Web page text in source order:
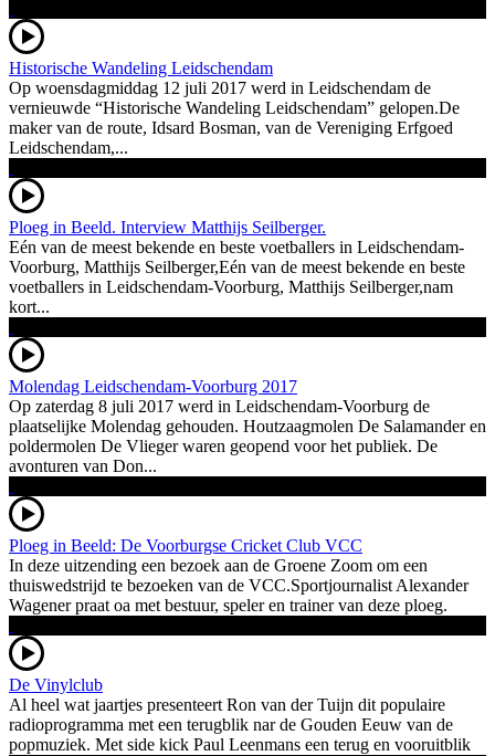
Historische Wandeling Leidschendam
Op woensdagmiddag 12 juli 2017 werd in Leidschendam de
vernieuwde “Historische Wandeling Leidschendam” gelopen.De
maker van de route, Idsard Bosman, van de Vereniging Erfgoed
Leidschendam,...
Ploeg in Beeld. Interview Matthijs Seilberger.
Eén van de meest bekende en beste voetballers in Leidschendam-
Voorburg, Matthijs Seilberger,Eén van de meest bekende en beste
voetballers in Leidschendam-Voorburg, Matthijs Seilberger,nam
kort...
Molendag Leidschendam-Voorburg 2017
Op zaterdag 8 juli 2017 werd in Leidschendam-Voorburg de
plaatselijke Molendag gehouden. Houtzaagmolen De Salamander en
poldermolen De Vlieger waren geopend voor het publiek. De
avonturen van Don...
Ploeg in Beeld: De Voorburgse Cricket Club VCC
In deze uitzending een bezoek aan de Groene Zoom om een
thuiswedstrijd te bezoeken van de VCC.Sportjournalist Alexander
Wagener praat oa met bestuur, speler en trainer van deze ploeg.
De Vinylclub
Al heel wat jaartjes presenteert Ron van der Tuijn dit populaire
radioprogramma met een terugblik nar de Gouden Eeuw van de
popmuziek. Met side kick Paul Leenmans een terug en vooruitblik